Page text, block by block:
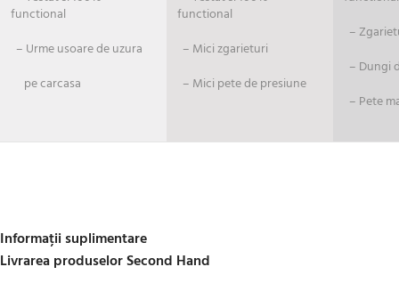
functional
– Urme usoare de uzura
pe carcasa
functional
– Mici zgarieturi
– Mici pete de presiune
–
– Dungi
– Pete
Informații suplimentare
Livrarea produselor Second Hand